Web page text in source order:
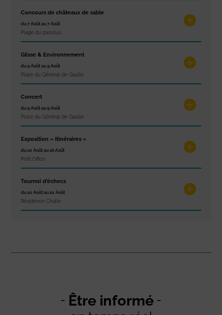
Concours de châteaux de sable
du 7 Août au 7 Août
Plage du passous
Glisse & Environnement
du 9 Août au 9 Août
Place du Général de Gaulle
Concert
du 9 Août au 9 Août
Place du Général de Gaulle
Exposition « Itinéraires »
du 10 Août au 16 Août
Petit Office
Tournoi d’échecs
du 10 Août au 10 Août
Résidence Challe
Être informé